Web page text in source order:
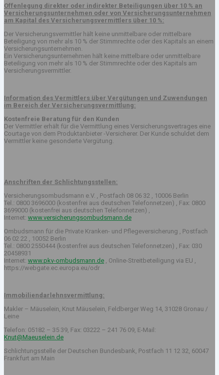
Offenlegung direkter oder indirekter Beteiligungen über 10 % an
Versicherungsunternehmen oder von Versicherungsunternehmen
am Kapital des Versicherungsvermittlers über 10 %:
Der Versicherungsvermittler hält keine unmittelbare oder mittelbare
Beteiligung von mehr als 10 % der Stimmrechte oder des Kapitals an einem
Versicherungsunternehmen.
Ein Versicherungsunternehmen hält keine mittelbare oder unmittelbare
Beteiligung von mehr als 10 % der Stimmrechte oder des Kapitals am
Versicherungsvermittler.
Information des Vermittlers über Vergütungen und Zuwendungen
im Bereich der Versicherungsvermittlung:
Kostenfreie Beratung für den Kunden
Der Vermittler erhält für die Vermittlung eines Versicherungsvertrages eine
Courtage von dem Produktanbieter -Versicherer. Der Kunde schuldet dem
Vermittler keine gesonderte Vergütung.
Anschriften der Schlichtungsstellen:
Versicherungsombudsmann e.V. , Postfach 08 06 32 , 10006 Berlin
Tel.: 0800 3696000 (kostenfrei aus deutschen Telefonnetzen) , Fax: 0800
3699000 (kostenfrei aus deutschen Telefonnetzen) ,
Internet: www.versicherungsombudsmann.de
Ombudsmann für die Private Kranken- und Pflegeversicherung , Postfach
06 02 22 , 10052 Berlin
Tel.: 0800 2550444 (kostenfrei aus deutschen Telefonnetzen) , Fax: 030
20458931
Internet: www.pkv-ombudsmann.de , Online-Streitbeteiligung via EU ,
https://webgate.ec.europa.eu/odr
Immobiliendarlehnsvermittlung:
Makler – Mäuselein, Knut Mäuselein, Feldberger Weg 14, 31028 Gronau /
Leine
Telefon: 05182 – 35 39, Fax: 03222 – 241 76 09, E-Mail:
Knut@Maeuselein.de
Schlichtungsstelle der Deutschen Bundesbank, Postfach 11 12 32, 60047
Frankfurt am Main